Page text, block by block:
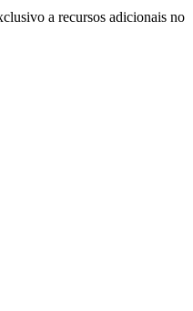
a recursos adicionais no